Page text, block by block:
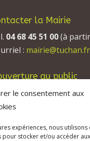
le consentement aux
expériences, nous
pour stocker et/ou accéder
la Mairie
04 68 45 51 00(à
: mairie@tuchan.fr
au public
et jeudis : de 8h à
: de 8h à 12h.